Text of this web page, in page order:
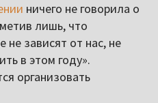
ничего не говорила о
лишь, что
не зависят от нас, не
в этом году».
организовать